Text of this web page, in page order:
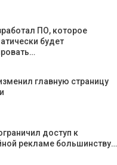
ПО, которое
будет
главную страницу
доступ к
рекламе большинству…